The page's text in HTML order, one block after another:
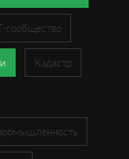
сообщество
Кадастр